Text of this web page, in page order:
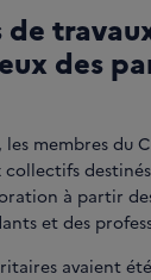
de
des
membres du
à partir
et des
avaient